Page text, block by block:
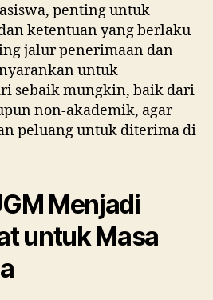
penting untuk
ketentuan yang berlaku
jalur penerimaan dan
untuk
sebaik mungkin, baik dari
non-akademik, agar
peluang untuk diterima di
Menjadi
untuk Masa